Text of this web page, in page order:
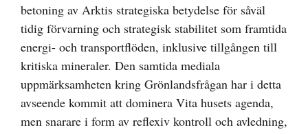
betoning av Arktis strategiska betydelse för såväl
tidig förvarning och strategisk stabilitet som framtida
energi- och transportflöden, inklusive tillgången till
kritiska mineraler. Den samtida mediala
uppmärksamheten kring Grönlandsfrågan har i detta
avseende kommit att dominera Vita husets agenda,
men snarare i form av reflexiv kontroll och avledning,